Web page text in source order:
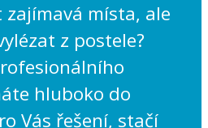
místa, ale
z postele?
hluboko do
Vás řešení, stačí